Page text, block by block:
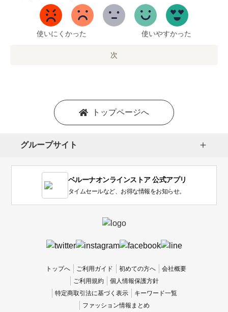
い
使いにくかった 使いやすかった
次
トップページへ
グループサイト
ベルーナオンラインストア 公式アプリ
タイムセールなど、お得な情報をお知らせ。
トップへ ご利用ガイド 初めての方へ
会社概要
ご利用規約
個人情報保護方針
特定商取引法に基づく表示
キーワード一覧
ファッション情報まとめ